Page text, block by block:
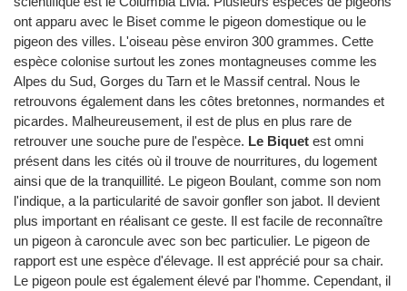
ont apparu avec le Biset comme le pigeon domestique ou le
pigeon des villes. L'oiseau pèse environ 300 grammes. Cette
espèce colonise surtout les zones montagneuses comme les
Alpes du Sud, Gorges du Tarn et le Massif central. Nous le
retrouvons également dans les côtes bretonnes, normandes et
picardes. Malheureusement, il est de plus en plus rare de
retrouver une souche pure de l'espèce. Le Biquet est omni
présent dans les cités où il trouve de nourritures, du logement
ainsi que de la tranquillité. Le pigeon Boulant, comme son nom
l'indique, a la particularité de savoir gonfler son jabot. Il devient
plus important en réalisant ce geste. Il est facile de reconnaître
un pigeon à caroncule avec son bec particulier. Le pigeon de
rapport est une espèce d'élevage. Il est apprécié pour sa chair.
Le pigeon poule est également élevé par l'homme. Cependant, il